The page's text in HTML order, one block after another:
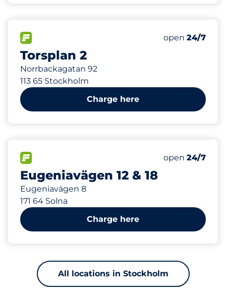
Torsplan 2
Norrbackagatan 92
113 65 Stockholm
Number of
Total
Electric Car
Thursday&nbsp
open 24/7
110 m
Charge here
Eugeniavägen 12 & 18
Eugeniavägen 8
171 64 Solna
Number of
Electric Car
Thursday&nbsp
open 24/7
276 m
Charge here
All locations in Stockholm